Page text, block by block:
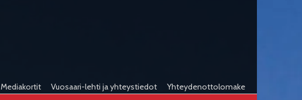
Mediakortit Vuosaari-lehti ja yhteystiedot Yhteydenottolomake